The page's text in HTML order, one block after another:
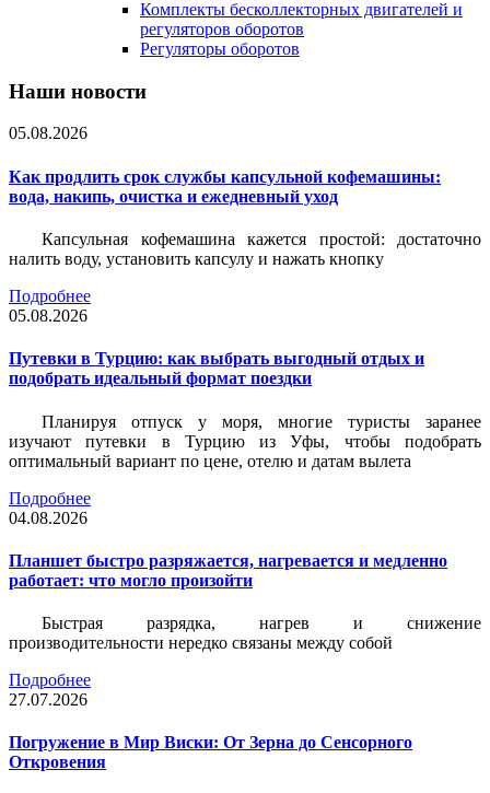
Комплекты бесколлекторных двигателей и
регуляторов оборотов
Регуляторы оборотов
Наши новости
05.08.2026
Как продлить срок службы капсульной кофемашины:
вода, накипь, очистка и ежедневный уход
Капсульная кофемашина кажется простой: достаточно
налить воду, установить капсулу и нажать кнопку
Подробнее
05.08.2026
Путевки в Турцию: как выбрать выгодный отдых и
подобрать идеальный формат поездки
Планируя отпуск у моря, многие туристы заранее
изучают путевки в Турцию из Уфы, чтобы подобрать
оптимальный вариант по цене, отелю и датам вылета
Подробнее
04.08.2026
Планшет быстро разряжается, нагревается и медленно
работает: что могло произойти
Быстрая разрядка, нагрев и снижение
производительности нередко связаны между собой
Подробнее
27.07.2026
Погружение в Мир Виски: От Зерна до Сенсорного
Откровения